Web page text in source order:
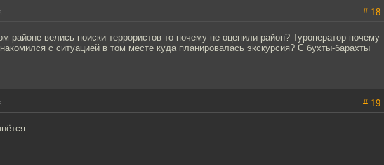
# 18
районе велись поиски террористов то почему не оцепили район? Туроператор почему
с ситуацией в том месте куда планировалась экскурсия? С бухты-барахты
# 19